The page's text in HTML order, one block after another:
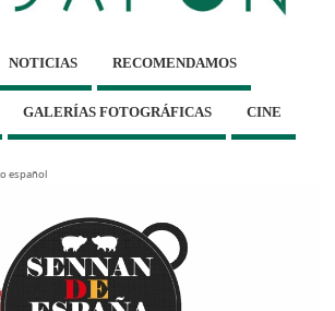
NOTICIAS RECOMENDAMOS
GALERÍAS FOTOGRÁFICAS CINE
español